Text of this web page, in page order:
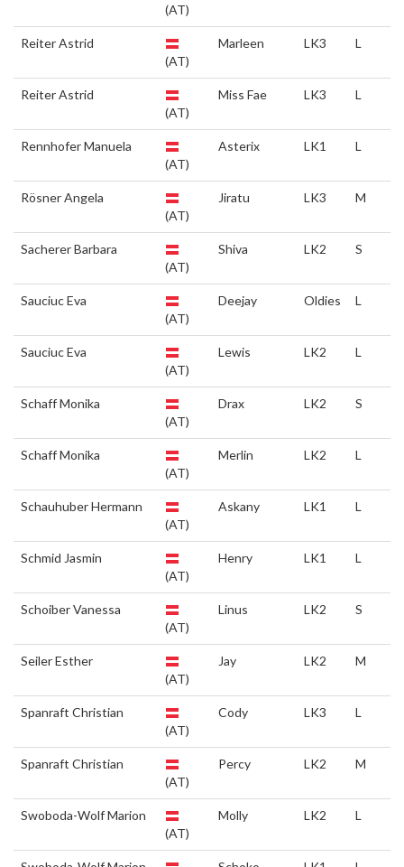
(AT)
Reiter Astrid
(AT)
Marleen LK3 L
Reiter Astrid
(AT)
Miss Fae LK3 L
Rennhofer Manuela
(AT)
Asterix LK1 L
Rösner Angela
(AT)
Jiratu LK3 M
Sacherer Barbara
(AT)
Shiva LK2 S
Sauciuc Eva
(AT)
Deejay Oldies L
Sauciuc Eva
(AT)
Lewis LK2 L
Schaff Monika
(AT)
Drax LK2 S
Schaff Monika
(AT)
Merlin LK2 L
Schauhuber Hermann
(AT)
Askany LK1 L
Schmid Jasmin
(AT)
Henry LK1 L
Schoiber Vanessa
(AT)
Linus LK2 S
Seiler Esther
(AT)
Jay LK2 M
Spanraft Christian
(AT)
Cody LK3 L
Spanraft Christian
(AT)
Percy LK2 M
Swoboda-Wolf Marion
(AT)
Molly LK2 L